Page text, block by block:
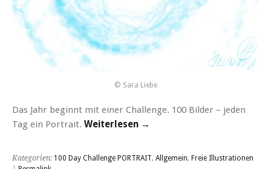
© Sara Liebe
Das Jahr beginnt mit einer Challenge. 100 Bilder – jeden
Tag ein Portrait. Weiterlesen →
Kategorien: 100 Day Challenge PORTRAIT, Allgemein, Freie Illustrationen